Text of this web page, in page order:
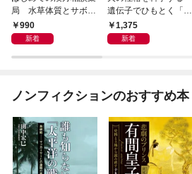
局 水草体質とサボテ
ン体質
990
新着
遺伝子でひもとく「最
良の友」の進化
1,375
新着
ノンフィクションのおすすめ本